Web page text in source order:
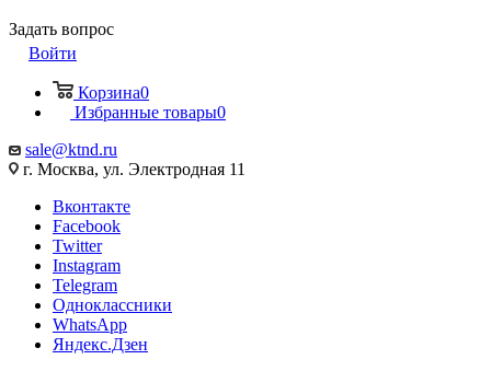
Задать вопрос
Войти
Корзина0
Избранные товары0
sale@ktnd.ru
г. Москва, ул. Электродная 11
Вконтакте
Facebook
Twitter
Instagram
Telegram
Одноклассники
WhatsApp
Яндекс.Дзен